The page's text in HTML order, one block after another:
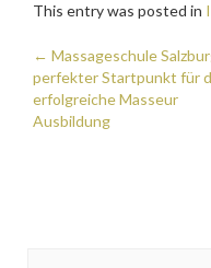
This entry was posted in
Post
navigation
← Massageschule
perfekter Startpunkt für
erfolgreiche Masseur
Ausbildung